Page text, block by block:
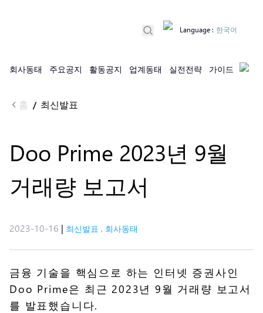
회사동태 주요공지 활동공지 업계동태 실전전략 가이드
Language : 한국어
홈 / 최신발표
Doo Prime 2023년 9월
거래량 보고서
2023-10-16 | 최신발표 , 회사동태
금융 기술을 핵심으로 하는 인터넷 증권사인
Doo Prime은 최근 2023년 9월 거래량 보고서
를 발표했습니다.